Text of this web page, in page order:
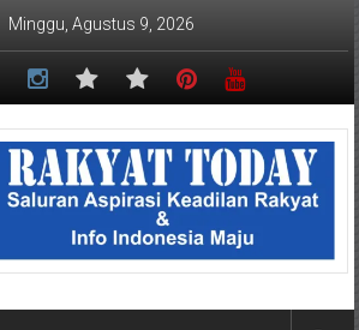
Minggu, Agustus 9, 2026